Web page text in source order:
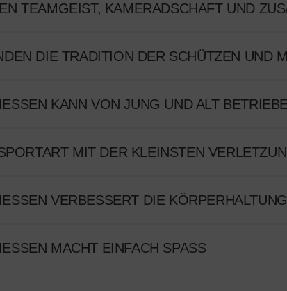
TEAMGEIST, KAMERADSCHAFT UND
DIE TRADITION DER SCHÜTZEN UND
KANN VON JUNG UND ALT
MIT DER KLEINSTEN
VERBESSERT DIE KÖRPERHALTUNG
MACHT EINFACH SPASS